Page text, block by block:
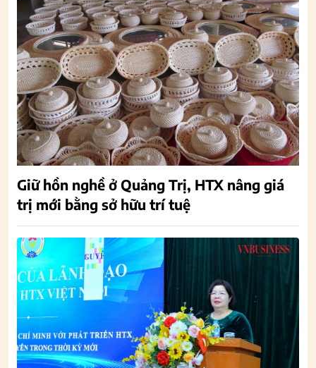
Giữ hồn nghề ở Quảng Trị, HTX nâng giá
trị mới bằng sở hữu trí tuệ